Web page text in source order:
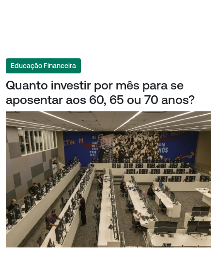
Educação Financeira
Quanto investir por mês para se
aposentar aos 60, 65 ou 70 anos?